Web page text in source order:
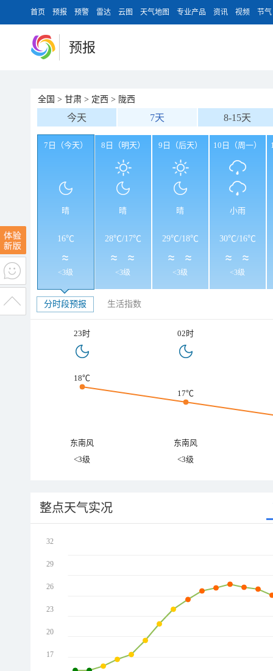
首页 预报 预警 雷达 云图 天气地图 专业产品 资讯 视频 节气
预报
全国 > 甘肃 > 定西 > 陇西
今天 7天 8-15天
7日（今天）
晴
16℃
<3级
8日（明天）
晴
28℃/17℃
<3级
9日（后天）
晴
29℃/18℃
<3级
10日（周一）
小雨
30℃/16℃
<3级
分时段预报 生活指数
23时 02时
18℃
17℃
东南风
东南风
<3级
<3级
整点天气实况
32
29
26
23
20
17